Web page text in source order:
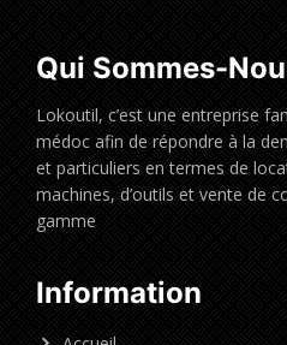
Qui Sommes-
Lokoutil, c’est une entreprise
médoc afin de répondre à la
et particuliers en termes de
machines, d’outils et vente de
gamme
Information